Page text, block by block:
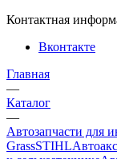
Контактная
Вконтакте
Главная
—
Каталог
—
Автозапчасти для
GrassSTIHL